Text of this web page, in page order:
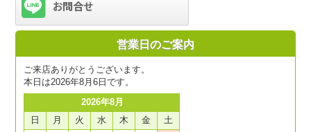
営業日のご案内
ご来店ありがとうございます。
本日は2026年8月6日です。
2026年8月
日
月 火 水 木 金
土